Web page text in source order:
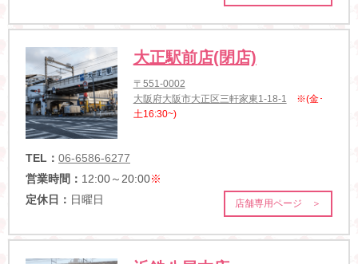
大正駅前店(閉店)
〒551-0002
大阪府大阪市大正区三軒家東1-18-1
※(金･
土16:30~)
TEL： 06-6586-6277
営業時間： 12:00～20:00※
定休日： 日曜日 店舗専用ページ ＞